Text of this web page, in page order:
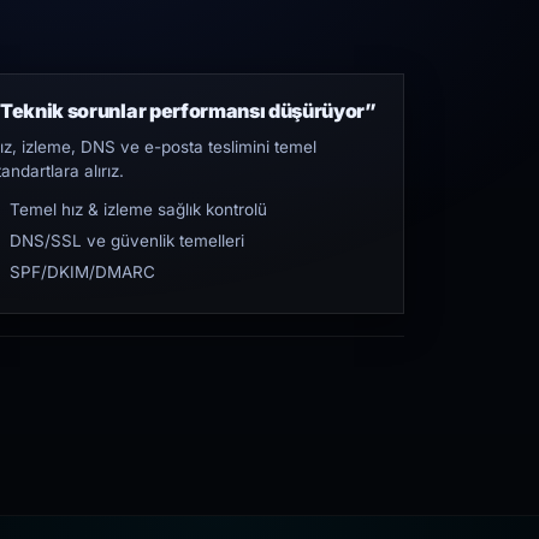
sorunlar performansı düşürüyor”
izleme, DNS ve e-posta teslimini temel
alırız.
Temel hız & izleme sağlık kontrolü
DNS/SSL ve güvenlik temelleri
SPF/DKIM/DMARC